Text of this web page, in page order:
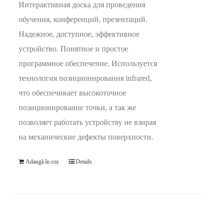
Интерактивная доска для проведения
обучения, конференций, презентаций.
Надежное, доступное, эффективное
устройство. Понятное и простое
программное обеспечение. Используется
технология позиционирования infrared,
что обеспечивает высокоточное
позиционирование точки, а так же
позволяет работать устройству не взирая
на механические дефекты поверхности.
Adaugă în coș Details